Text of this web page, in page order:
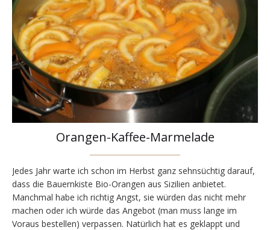
Orangen-Kaffee-Marmelade
Jedes Jahr warte ich schon im Herbst ganz sehnsüchtig darauf,
dass die Bauernkiste Bio-Orangen aus Sizilien anbietet.
Manchmal habe ich richtig Angst, sie würden das nicht mehr
machen oder ich würde das Angebot (man muss lange im
Voraus bestellen) verpassen. Natürlich hat es geklappt und